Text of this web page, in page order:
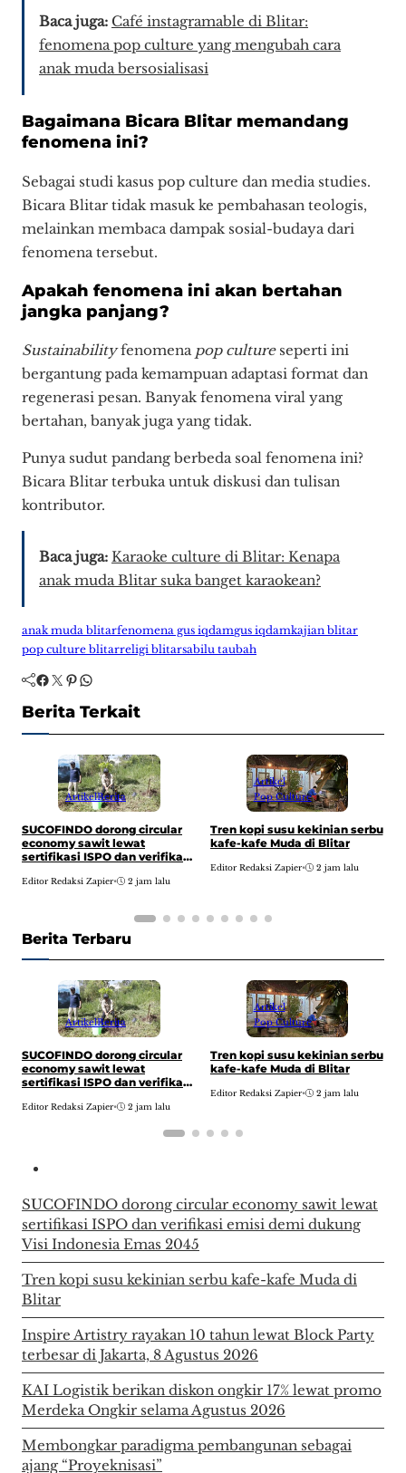
Baca juga: Café instagramable di Blitar:
fenomena pop culture yang mengubah cara
anak muda bersosialisasi
Bagaimana Bicara Blitar memandang
fenomena ini?
Sebagai studi kasus pop culture dan media studies.
Bicara Blitar tidak masuk ke pembahasan teologis,
melainkan membaca dampak sosial-budaya dari
fenomena tersebut.
Apakah fenomena ini akan bertahan
jangka panjang?
Sustainabilityfenomena pop cultureseperti ini
bergantung pada kemampuan adaptasi format dan
regenerasi pesan. Banyak fenomena viral yang
bertahan, banyak juga yang tidak.
Punya sudut pandang berbeda soal fenomena ini?
Bicara Blitar terbuka untuk diskusi dan tulisan
kontributor.
Baca juga: Karaoke culture di Blitar: Kenapa
anak muda Blitar suka banget karaokean?
anak muda blitarfenomena gus iqdamgus iqdamkajian blitar
pop culture blitarreligi blitarsabilu taubah
Facebook Twitter Pinterest WhatsApp
Berita Terkait
ArtikelBerita
SUCOFINDO dorong circular
economy sawit lewat
sertifikasi ISPO dan verifikasi
Indonesia Emas 2045
Editor Redaksi Zapier• 2 jam lalu
Artikel
Pop Culture
Tren kopi susu kekinian serbu
kafe-kafe Muda di Blitar
Editor Redaksi Zapier• 2 jam lalu
Berita Terbaru
ArtikelBerita
SUCOFINDO dorong circular
economy sawit lewat
sertifikasi ISPO dan verifikasi
Indonesia Emas 2045
Editor Redaksi Zapier• 2 jam lalu
Artikel
Pop Culture
Tren kopi susu kekinian serbu
kafe-kafe Muda di Blitar
Editor Redaksi Zapier• 2 jam lalu
SUCOFINDO dorong circular economy sawit lewat
sertifikasi ISPO dan verifikasi emisi demi dukung
Visi Indonesia Emas 2045
Tren kopi susu kekinian serbu kafe-kafe Muda di
Blitar
Inspire Artistry rayakan 10 tahun lewat Block Party
terbesar di Jakarta, 8 Agustus 2026
KAI Logistik berikan diskon ongkir 17% lewat promo
Merdeka Ongkir selama Agustus 2026
Membongkar paradigma pembangunan sebagai
ajang “Proyeknisasi”